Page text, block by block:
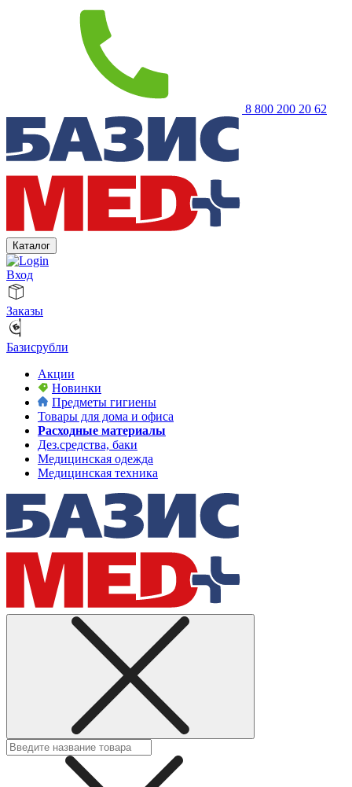
8 800 200 20 62
Каталог
Вход
Заказы
Базисрубли
Акции
Новинки
Предметы гигиены
Товары для дома и офиса
Расходные материалы
Дез.средства, баки
Медицинская одежда
Медицинская техника